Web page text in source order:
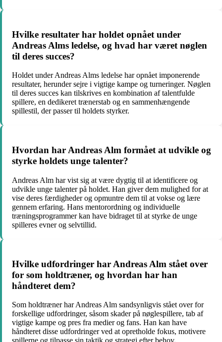
Hvilke resultater har holdet opnået under
Andreas Alms ledelse, og hvad har været nøglen
til deres succes?
Holdet under Andreas Alms ledelse har opnået imponerende
resultater, herunder sejre i vigtige kampe og turneringer. Nøglen
til deres succes kan tilskrives en kombination af talentfulde
spillere, en dedikeret trænerstab og en sammenhængende
spillestil, der passer til holdets styrker.
Hvordan har Andreas Alm formået at udvikle og
styrke holdets unge talenter?
Andreas Alm har vist sig at være dygtig til at identificere og
udvikle unge talenter på holdet. Han giver dem mulighed for at
vise deres færdigheder og opmuntre dem til at vokse og lære
gennem erfaring. Hans mentorordning og individuelle
træningsprogrammer kan have bidraget til at styrke de unge
spilleres evner og selvtillid.
Hvilke udfordringer har Andreas Alm stået over
for som holdtræner, og hvordan har han
håndteret dem?
Som holdtræner har Andreas Alm sandsynligvis stået over for
forskellige udfordringer, såsom skader på nøglespillere, tab af
vigtige kampe og pres fra medier og fans. Han kan have
håndteret disse udfordringer ved at opretholde fokus, motivere